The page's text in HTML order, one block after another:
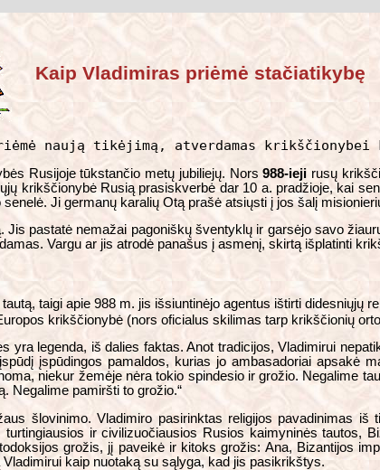
Kaip Vladimiras priėmė stačiatikybę
naują tikėjimą, atverdamas
Rusijoje tūkstančio metų jubiliejų. Nors988-ieji rusų
krikščionybė Rusią prasiskverbė dar 10 a. pradžioje, kai
Ji germanų karalių Otą prašė atsiųsti į jos šalį
Jis pastatė nemažai pagoniškų šventyklų ir garsėjo savo
Vargu ar jis atrodė panašus į asmenį, skirtą išplatinti
taigi apie 988 m. jis išsiuntinėjo agentus ištirti
krikščionybė (nors oficialus skilimas tarp krikščionių
yra legenda, iš dalies faktas. Anot tradicijos, Vladimirui
įspūdingos pamaldos, kurias jo ambasadoriai apsakė
niekur žemėje nėra tokio spindesio ir grožio. Negalime
Negalime pamiršti to grožio.“
šlovinimo. Vladimiro pasirinktas religijos pavadinimas iš
turtingiausios ir civilizuočiausios Rusios kaimyninės tautos,
grožis, jį paveikė ir kitoks grožis: Ana, Bizantijos
kaip nuotaką su sąlyga, kad jis pasikrikštys.